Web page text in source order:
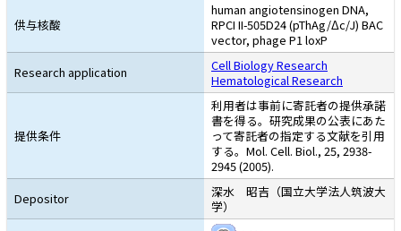
供与核酸
human angiotensinogen DNA,
RPCI II-505D24 (pThAg/Δc/J) BAC
vector, phage P1 loxP
Research application
Cell Biology Research
Hematological Research
提供条件
利用者は事前に寄託者の提供承諾
書を得る。研究成果の公表にあた
って寄託者の指定する文献を引用
する。Mol. Cell. Biol., 25, 2938-
2945 (2005).
Depositor
深水 昭吉（国立大学法人筑波大
学）